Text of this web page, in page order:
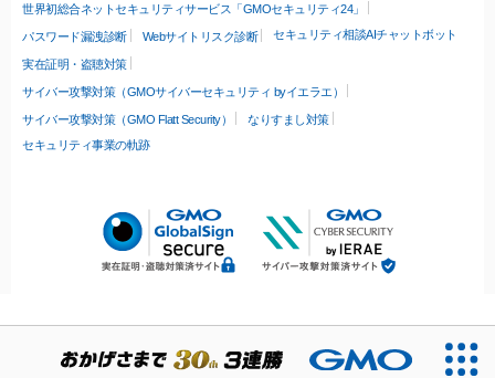
世界初総合ネットセキュリティサービス「GMOセキュリティ24」
パスワード漏洩診断 Webサイトリスク診断 セキュリティ相談AIチャットボット
実在証明・盗聴対策
サイバー攻撃対策（GMOサイバーセキュリティ byイエラエ）
サイバー攻撃対策（GMO Flatt Security）
なりすまし対策
セキュリティ事業の軌跡